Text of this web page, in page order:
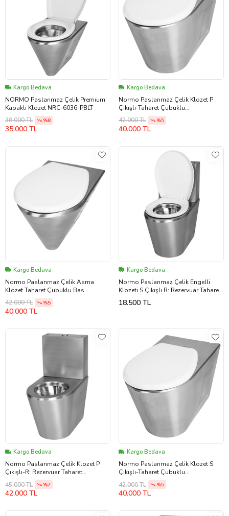
Kargo Bedava
NORMO Paslanmaz Çelik Premıum
Kapaklı Klozet NRC-6036-PBLT
38.000 TL
%8
35.000 TL
Kargo Bedava
Normo Paslanmaz Çelik Klozet P
Çıkışlı-Taharet Çubuklu
370x580x350mm (NRC-6035-PBXL)
42.000 TL %5
40.000 TL
Kargo Bedava
Normo Paslanmaz Çelik Asma
Klozet Taharet Çubuklu Bas
Butonsuz - Klozet Kapaklı
370x580x350mm (NRC-6036-PBLX)
42.000 TL %5
40.000 TL
Kargo Bedava
Normo Paslanmaz Çelik Engelli
Klozeti S Çıkışlı R: Rezervuar Taharet
Çubuksuz 370x700x800mm (NRC-
6038-SXRL)
18.500 TL
Kargo Bedava
Normo Paslanmaz Çelik Klozet P
Çıkışlı-R: Rezervuar Taharet
Çubuksuz 370x610x740mm (NRC-
6035-PXRX)
45.000 TL %7
42.000 TL
Kargo Bedava
Normo Paslanmaz Çelik Klozet S
Çıkışlı-Taharet Çubuklu
370x580x350mm (NRC-6035-SBXX)
42.000 TL %5
40.000 TL